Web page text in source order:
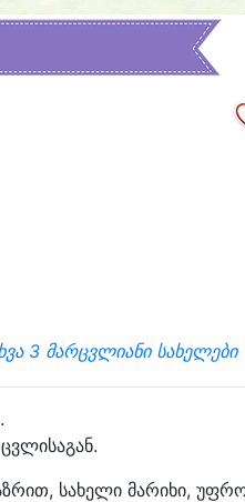
3 მარცვლიანი სახელები
სახელი მარიხი,